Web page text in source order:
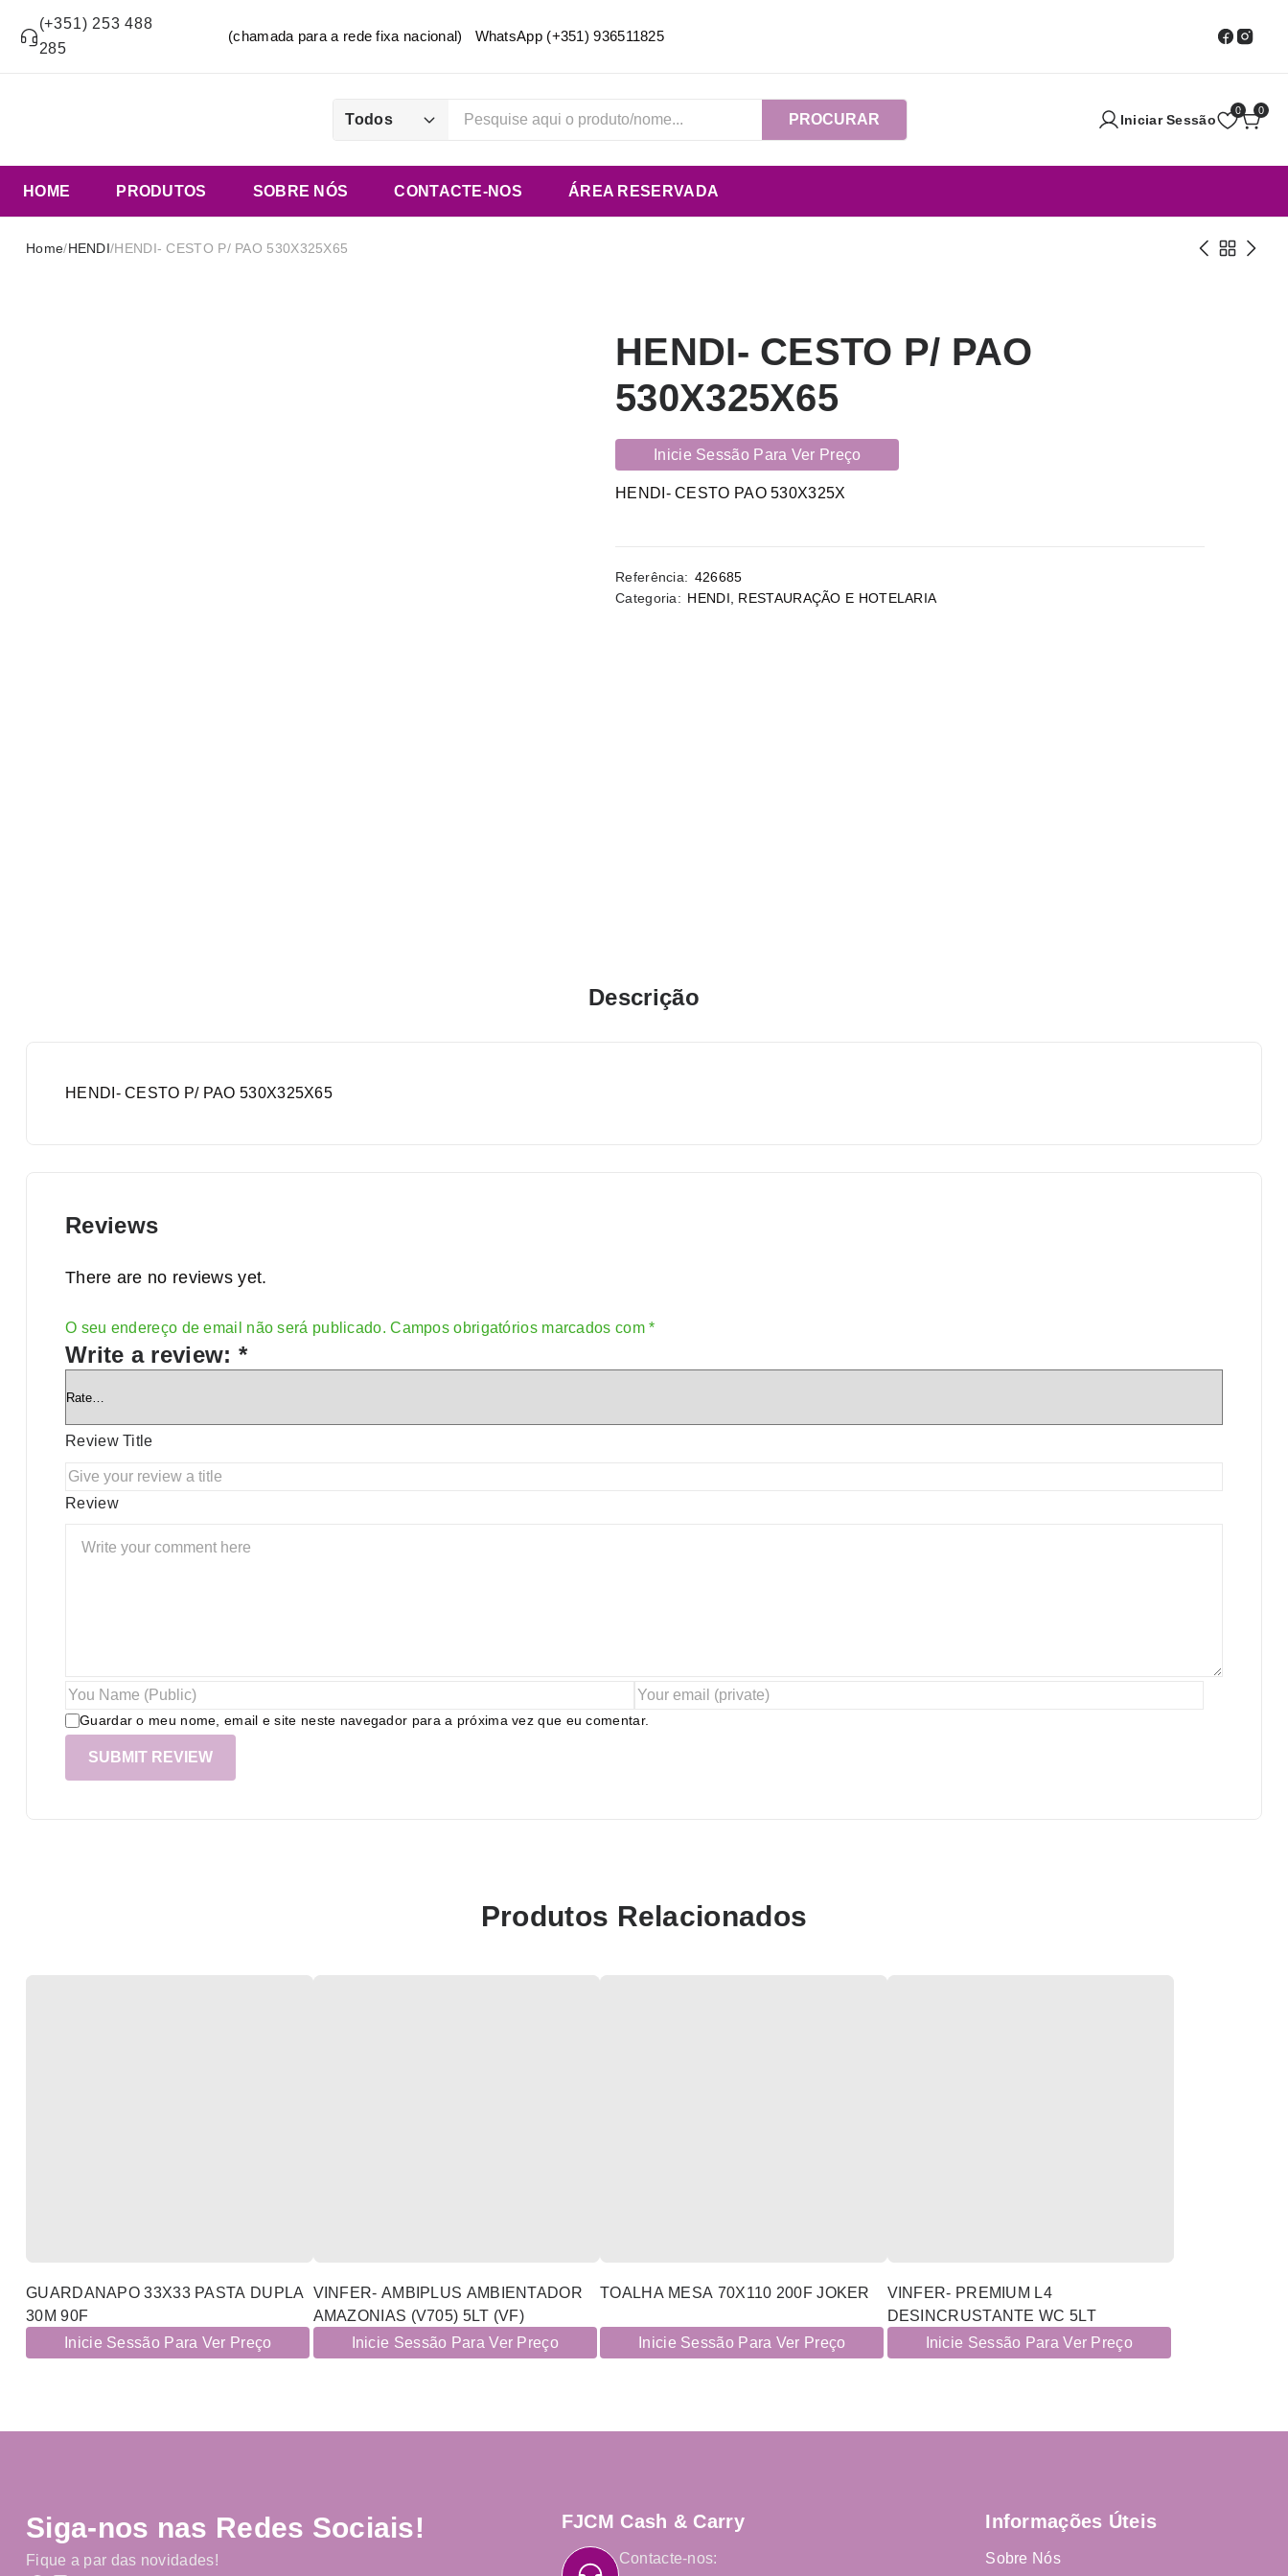
(+351) 253 488
285
(chamada para a rede fixa nacional) WhatsApp (+351) 936511825
Todos PROCURAR Iniciar Sessão
0 0
HOME PRODUTOS SOBRE NÓS CONTACTE-NOS ÁREA RESERVADA
Home/HENDI/HENDI- CESTO P/ PAO 530X325X65
HENDI- CESTO P/ PAO
530X325X65
Inicie Sessão Para Ver Preço
HENDI- CESTO PAO 530X325X
Referência: 426685
Categoria: HENDI RESTAURAÇÃO E HOTELARIA
Descrição
HENDI- CESTO P/ PAO 530X325X65
Reviews
There are no reviews yet.
O seu endereço de email não será publicado. Campos obrigatórios marcados com*
Write a review: *
Review Title
Review
Guardar o meu nome, email e site neste navegador para a próxima vez que eu comentar.
Alternative:
Produtos Relacionados
GUARDANAPO 33X33 PASTA DUPLA
30M 90F
Inicie Sessão Para Ver Preço
VINFER- AMBIPLUS AMBIENTADOR
AMAZONIAS (V705) 5LT (VF)
Inicie Sessão Para Ver Preço
TOALHA MESA 70X110 200F JOKER
Inicie Sessão Para Ver Preço
VINFER- PREMIUM L4
DESINCRUSTANTE WC 5LT
Inicie Sessão Para Ver Preço
Siga-nos nas Redes Sociais!
Fique a par das novidades!
FJCM Cash & Carry
Contacte-nos:
Informações Úteis
Sobre Nós